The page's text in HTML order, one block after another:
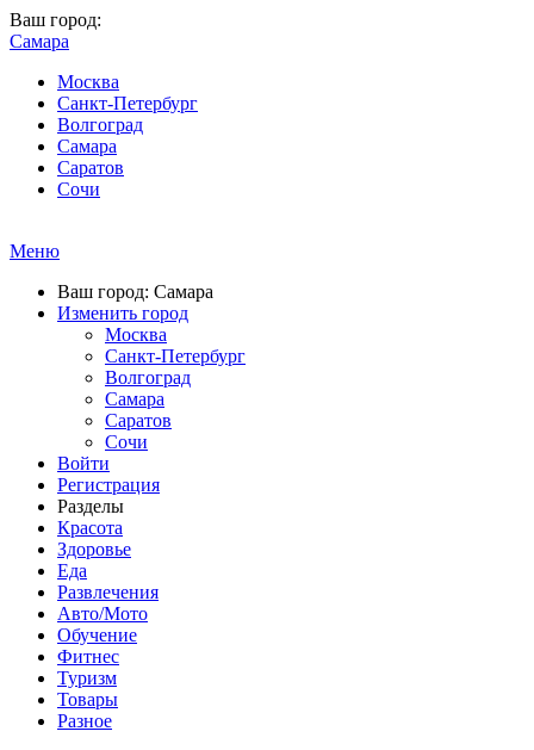
Ваш город:
Самара
Москва
Санкт-Петербург
Волгоград
Самара
Саратов
Сочи
Меню
Ваш город: Самара
Изменить город
Москва
Санкт-Петербург
Волгоград
Самара
Саратов
Сочи
Войти
Регистрация
Разделы
Красота
Здоровье
Еда
Развлечения
Авто/Мото
Обучение
Фитнес
Туризм
Товары
Разное